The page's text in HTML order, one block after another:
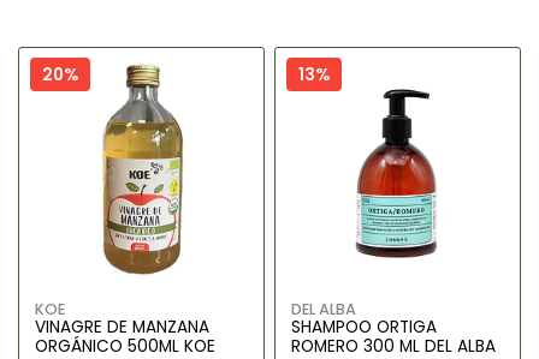
20%
KOE
VINAGRE DE MANZANA
ORGÁNICO 500ML KOE
13%
DEL ALBA
SHAMPOO ORTIGA
ROMERO 300 ML DEL ALBA